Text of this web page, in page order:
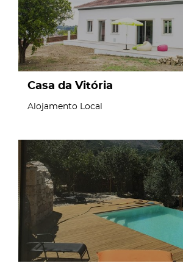
Casa da Vitória
Alojamento Local
page